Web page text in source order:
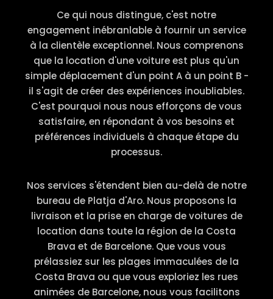
Ce qui nous distingue, c'est notre
engagement inébranlable à fournir un service
à la clientèle exceptionnel. Nous comprenons
que la location d'une voiture est plus qu'un
simple déplacement d'un point A à un point B -
il s'agit de créer des expériences inoubliables.
C'est pourquoi nous nous efforçons de vous
satisfaire, en répondant à vos besoins et
préférences individuels à chaque étape du
processus.
Nos services s'étendent bien au-delà de notre
bureau de Platja d'Aro. Nous proposons la
livraison et la prise en charge de voitures de
location dans toute la région de la Costa
Brava et de Barcelone. Que vous vous
prélassiez sur les plages immaculées de la
Costa Brava ou que vous exploriez les rues
animées de Barcelone, nous vous facilitons